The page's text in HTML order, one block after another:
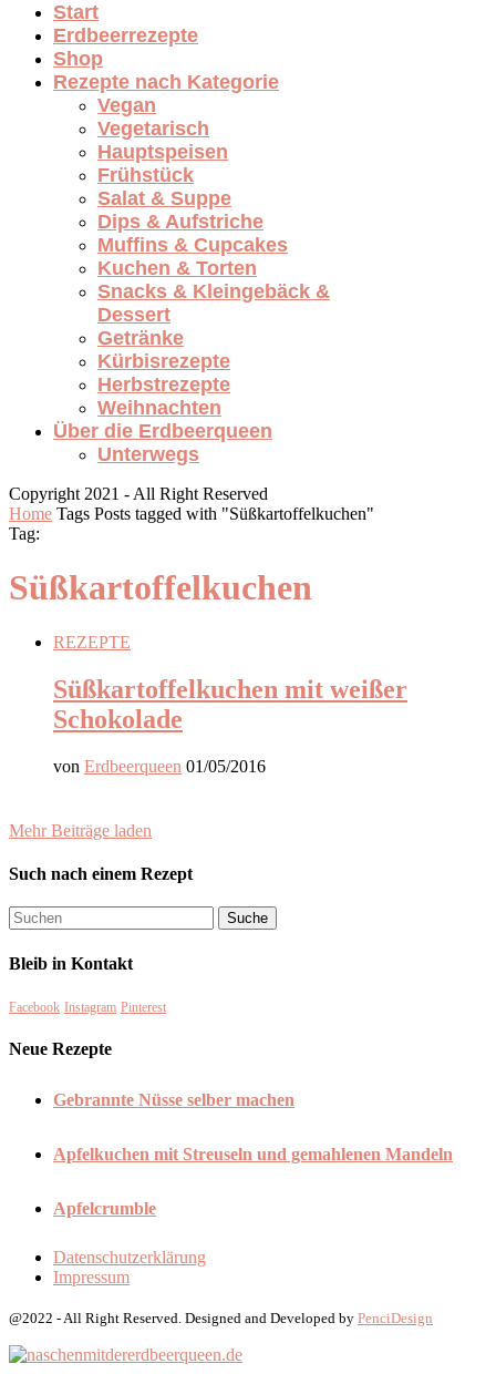
Start
Erdbeerrezepte
Shop
Rezepte nach Kategorie
Vegan
Vegetarisch
Hauptspeisen
Frühstück
Salat & Suppe
Dips & Aufstriche
Muffins & Cupcakes
Kuchen & Torten
Snacks & Kleingebäck &
Dessert
Getränke
Kürbisrezepte
Herbstrezepte
Weihnachten
Über die Erdbeerqueen
Unterwegs
Copyright 2021 - All Right Reserved
Home Tags Posts tagged with "Süßkartoffelkuchen"
Tag:
Süßkartoffelkuchen
REZEPTE
Süßkartoffelkuchen mit weißer
Schokolade
von Erdbeerqueen 01/05/2016
Mehr Beiträge laden
Such nach einem Rezept
Bleib in Kontakt
Facebook Instagram Pinterest
Neue Rezepte
Gebrannte Nüsse selber machen
Apfelkuchen mit Streuseln und gemahlenen Mandeln
Apfelcrumble
Datenschutzerklärung
Impressum
@2022 - All Right Reserved. Designed and Developed by PenciDesign